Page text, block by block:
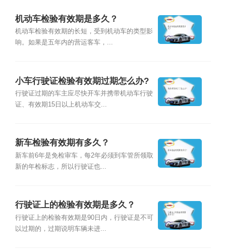
机动车检验有效期是多久？
机动车检验有效期的长短，受到机动车的类型影
响。如果是五年内的营运客车，...
小车行驶证检验有效期过期怎么办?
行驶证过期的车主应尽快开车并携带机动车行驶
证、有效期15日以上机动车交...
新车检验有效期有多久？
新车前6年是免检审车，每2年必须到车管所领取
新的年检标志，所以行驶证也...
行驶证上的检验有效期是多久？
行驶证上的检验有效期是90日内，行驶证是不可
以过期的，过期说明车辆未进...